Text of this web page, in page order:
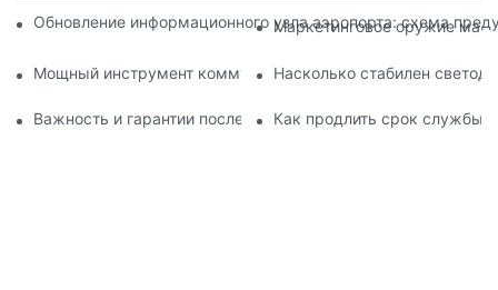
Обновление информационного узла аэропорта: схема
Маркетинговое оружие
Мощный инструмент коммуникации для организаций по
Насколько стабилен
Важность и гарантии послепродажного обслуживания
Как продлить срок службы